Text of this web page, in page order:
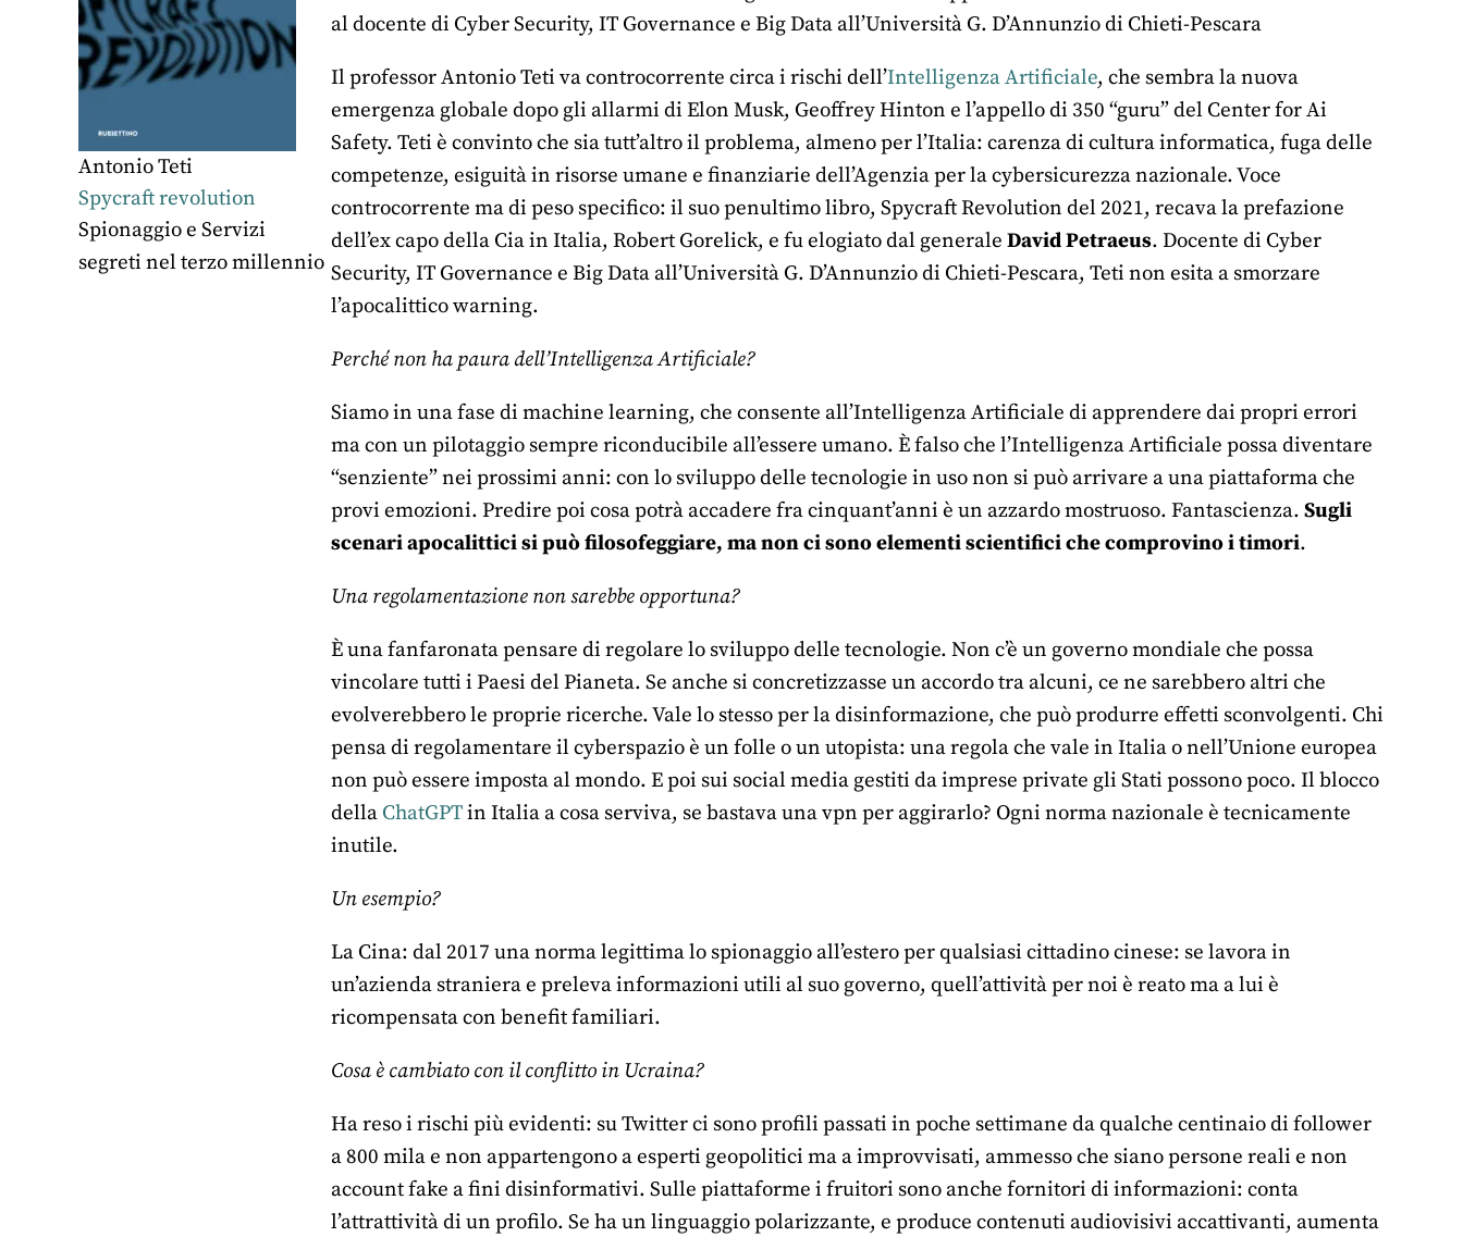
Antonio Teti
Spycraft revolution
Spionaggio e Servizi
segreti nel terzo millennio
al docente di Cyber Security, IT Governance e Big Data all’Università G. D’Annunzio di Chieti-Pescara
Il professor Antonio Teti va controcorrente circa i rischi dell’Intelligenza Artificiale, che sembra la nuova
emergenza globale dopo gli allarmi di Elon Musk, Geoffrey Hinton e l’appello di 350 “guru” del Center for Ai
Safety. Teti è convinto che sia tutt’altro il problema, almeno per l’Italia: carenza di cultura informatica, fuga delle
competenze, esiguità in risorse umane e finanziarie dell’Agenzia per la cybersicurezza nazionale. Voce
controcorrente ma di peso specifico: il suo penultimo libro, Spycraft Revolution del 2021, recava la prefazione
dell’ex capo della Cia in Italia, Robert Gorelick, e fu elogiato dal generale David Petraeus. Docente di Cyber
Security, IT Governance e Big Data all’Università G. D’Annunzio di Chieti-Pescara, Teti non esita a smorzare
l’apocalittico warning.
Perché non ha paura dell’Intelligenza Artificiale?
Siamo in una fase di machine learning, che consente all’Intelligenza Artificiale di apprendere dai propri errori
ma con un pilotaggio sempre riconducibile all’essere umano. È falso che l’Intelligenza Artificiale possa diventare
“senziente” nei prossimi anni: con lo sviluppo delle tecnologie in uso non si può arrivare a una piattaforma che
provi emozioni. Predire poi cosa potrà accadere fra cinquant’anni è un azzardo mostruoso. Fantascienza. Sugli
scenari apocalittici si può filosofeggiare, ma non ci sono elementi scientifici che comprovino i timori.
Una regolamentazione non sarebbe opportuna?
È una fanfaronata pensare di regolare lo sviluppo delle tecnologie. Non c’è un governo mondiale che possa
vincolare tutti i Paesi del Pianeta. Se anche si concretizzasse un accordo tra alcuni, ce ne sarebbero altri che
evolverebbero le proprie ricerche. Vale lo stesso per la disinformazione, che può produrre effetti sconvolgenti. Chi
pensa di regolamentare il cyberspazio è un folle o un utopista: una regola che vale in Italia o nell’Unione europea
non può essere imposta al mondo. E poi sui social media gestiti da imprese private gli Stati possono poco. Il blocco
della ChatGPTin Italia a cosa serviva, se bastava una vpn per aggirarlo? Ogni norma nazionale è tecnicamente
inutile.
Un esempio?
La Cina: dal 2017 una norma legittima lo spionaggio all’estero per qualsiasi cittadino cinese: se lavora in
un’azienda straniera e preleva informazioni utili al suo governo, quell’attività per noi è reato ma a lui è
ricompensata con benefit familiari.
Cosa è cambiato con il conflitto in Ucraina?
Ha reso i rischi più evidenti: su Twitter ci sono profili passati in poche settimane da qualche centinaio di follower
a 800 mila e non appartengono a esperti geopolitici ma a improvvisati, ammesso che siano persone reali e non
account fake a fini disinformativi. Sulle piattaforme i fruitori sono anche fornitori di informazioni: conta
l’attrattività di un profilo. Se ha un linguaggio polarizzante, e produce contenuti audiovisivi accattivanti, aumenta